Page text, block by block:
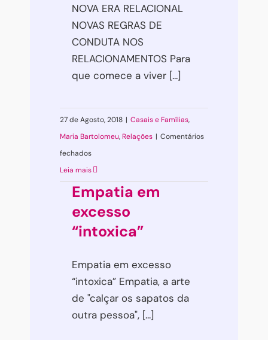
NOVA ERA RELACIONAL
NOVAS REGRAS DE
CONDUTA NOS
RELACIONAMENTOS Para
que comece a viver [...]
27 de Agosto, 2018 | Casais e Famílias,
Maria Bartolomeu, Relações | Comentários
fechadosem
Nova
Relacional
Leia mais
Empatia em
excesso
“intoxica”
Empatia em excesso
“intoxica” Empatia, a arte
de "calçar os sapatos da
outra pessoa", [...]